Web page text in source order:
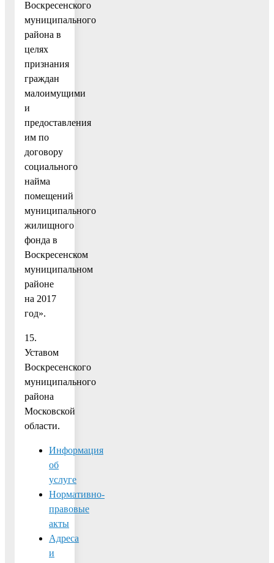
Воскресенского
муниципального
района в
целях
признания
граждан
малоимущими
и
предоставления
им по
договору
социального
найма
помещений
муниципального
жилищного
фонда в
Воскресенском
муниципальном
районе
на 2017
год».
15.
Уставом
Воскресенского
муниципального
района
Московской
области.
Информация
об
услуге
Нормативно-
правовые
акты
Адреса
и